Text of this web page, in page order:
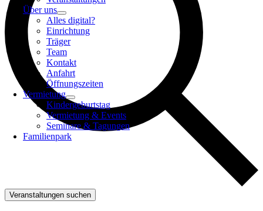
Über uns
Alles digital?
Einrichtung
Träger
Team
Kontakt
Anfahrt
Öffnungszeiten
Vermietung
Kindergeburtstag
Vermietung & Events
Seminare & Tagungen
Familienpark
Veranstaltungen suchen